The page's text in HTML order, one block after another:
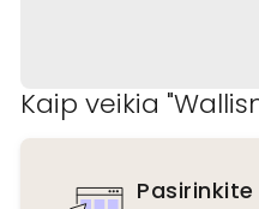
Kaip veikia